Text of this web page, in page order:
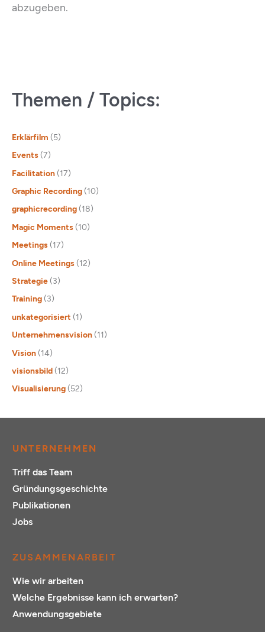
abzugeben.
Themen / Topics:
Erklärfilm (5)
Events (7)
Facilitation (17)
Graphic Recording (10)
graphicrecording (18)
Magic Moments (10)
Meetings (17)
Online Meetings (12)
Strategie (3)
Training (3)
unkategorisiert (1)
Unternehmensvision (11)
Vision (14)
visionsbild (12)
Visualisierung (52)
UNTERNEHMEN
Triff das Team
Gründungsgeschichte
Publikationen
Jobs
ZUSAMMENARBEIT
Wie wir arbeiten
Welche Ergebnisse kann ich erwarten?
Anwendungsgebiete